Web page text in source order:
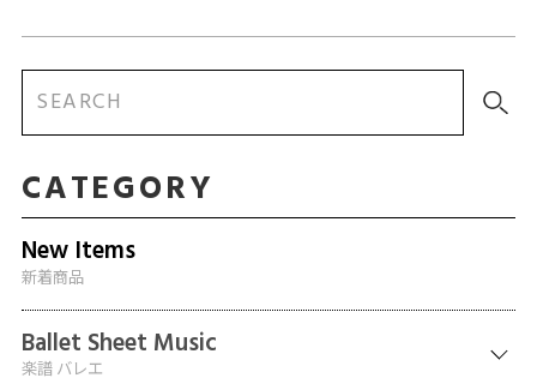
CATEGORY
New Items
新着商品
Ballet Sheet Music
楽譜 バレエ